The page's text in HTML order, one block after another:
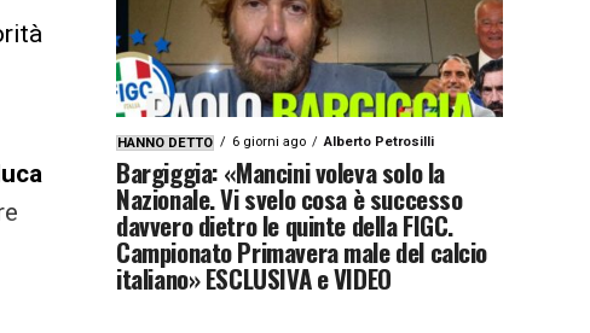
HANNO DETTO 6 giorni ago Alberto Petrosilli
Bargiggia: «Mancini voleva solo la
Nazionale. Vi svelo cosa è successo
davvero dietro le quinte della FIGC.
Campionato Primavera male del calcio
italiano» ESCLUSIVA e VIDEO